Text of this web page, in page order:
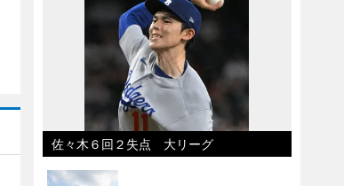
佐々木６回２失点 大リーグ